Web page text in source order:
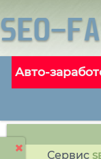
Авто-
Сервис